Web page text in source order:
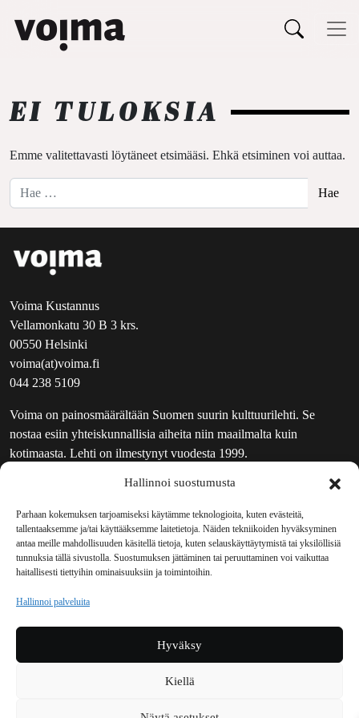
Hallinnoi suostumusta
Parhaan kokemuksen tarjoamiseksi käytämme teknologioita, kuten evästeitä,
tallentaaksemme ja/tai käyttääksemme laitetietoja. Näiden tekniikoiden hyväksyminen
antaa meille mahdollisuuden käsitellä tietoja, kuten selauskäyttäytymistä tai yksilöllisiä
tunnuksia tällä sivustolla. Suostumuksen jättäminen tai peruuttaminen voi vaikuttaa
haitallisesti tiettyihin ominaisuuksiin ja toimintoihin.
Hallinnoi palveluita
Hyväksy
Kiellä
Päävalikko
EI TULOKSIA
Emme valitettavasti löytäneet etsimääsi. Ehkä etsiminen voi auttaa.
Hae:
Voima Kustannus
Vellamonkatu 30 B 3 krs.
00550 Helsinki
voima(at)voima.fi
044 238 5109
Voima on painosmäärältään Suomen suurin kulttuurilehti. Se
nostaa esiin yhteiskunnallisia aiheita niin maailmalta kuin
kotimaasta. Lehti on ilmestynyt vuodesta 1999.
UUTISKIRJE
MAINOSTAJILLE
VASTAMAINOKSET
JAKELUPAIKAT
REKISTERISELOSTE
TILAUKSEN PERUUTUSPYYNTÖ
TILAUSOHJEET JA -EHDOT